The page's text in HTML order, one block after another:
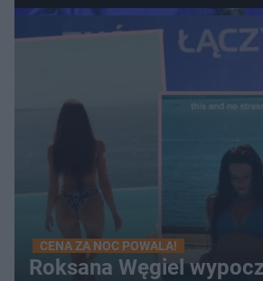
CENA ZA NOC POWALA!
Roksana Węgiel